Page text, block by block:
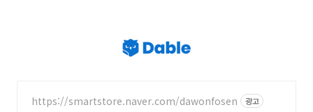
https://smartstore.naver.com/dawonfosen 광고